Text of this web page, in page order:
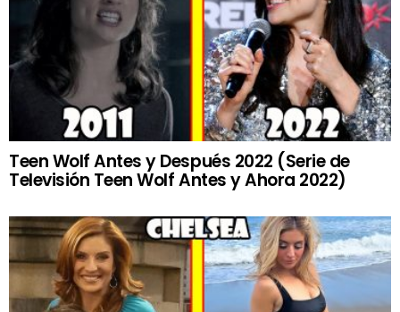
Teen Wolf Antes y Después 2022 (Serie de
Televisión Teen Wolf Antes y Ahora 2022)